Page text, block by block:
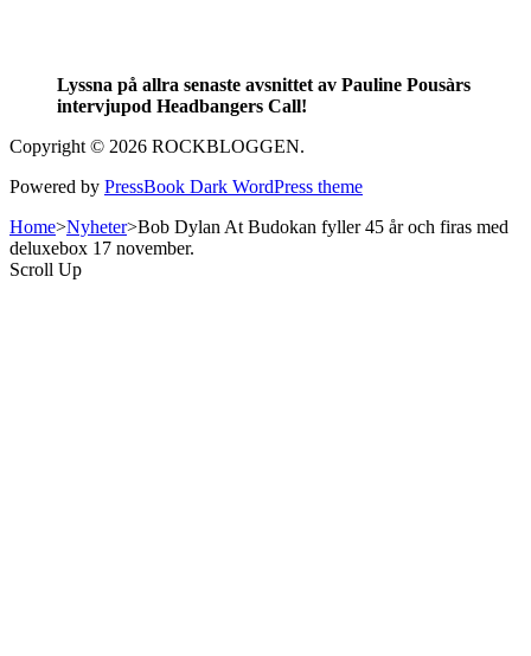
Lyssna på allra senaste avsnittet av Pauline Pousàrs
intervjupod Headbangers Call!
Copyright © 2026 ROCKBLOGGEN.
Powered by PressBook Dark WordPress theme
Home>Nyheter>Bob Dylan At Budokan fyller 45 år och firas med
deluxebox 17 november.
Scroll Up